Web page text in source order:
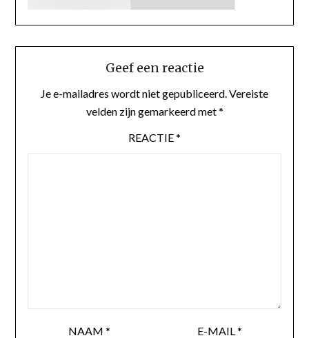
Geef een reactie
Je e-mailadres wordt niet gepubliceerd. Vereiste
velden zijn gemarkeerd met*
REACTIE*
NAAM* E-MAIL *